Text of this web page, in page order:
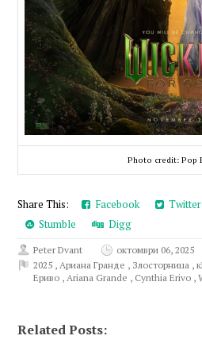
Photo credit: Pop
Share This: Facebook Twitter
Stumble
Digg
Peter Dvant
октомври 06, 2025
2025 ,Ариана Гранде , Злосторница ,
Ериво ,Ariana Grande , Cynthia Erivo ,
Related Posts: